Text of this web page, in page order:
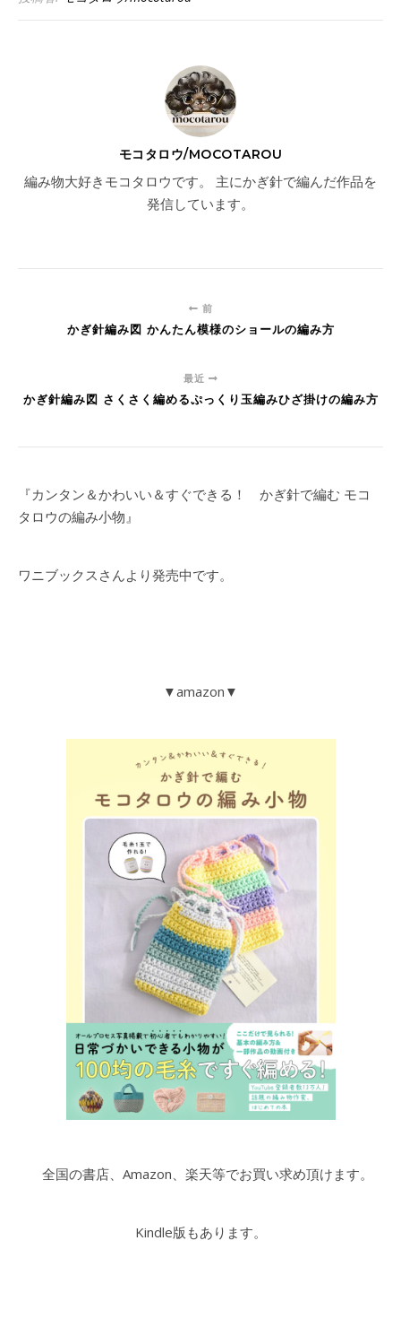
モコタロウ/MOCOTAROU
編み物大好きモコタロウです。 主にかぎ針で編んだ作品を
発信しています。
前
かぎ針編み図 かんたん模様のショールの編み方
最近
かぎ針編み図 さくさく編めるぷっくり玉編みひざ掛けの編み方
『カンタン＆かわいい＆すぐできる！ かぎ針で編む モコ
タロウの編み小物』
ワニブックスさんより発売中です。
▼amazon▼
全国の書店、Amazon、楽天等でお買い求め頂けます。
Kindle版もあります。